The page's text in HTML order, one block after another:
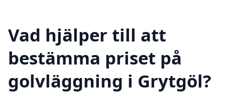
Vad hjälper till att
bestämma priset på
golvläggning i Grytgöl?